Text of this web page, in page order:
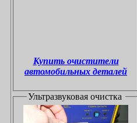
Купить очистители
автомобильных деталей
Ультразвуковая очистка